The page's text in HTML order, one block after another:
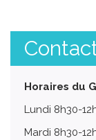
Horaires du
Lundi 8h30-
Mardi 8h30-